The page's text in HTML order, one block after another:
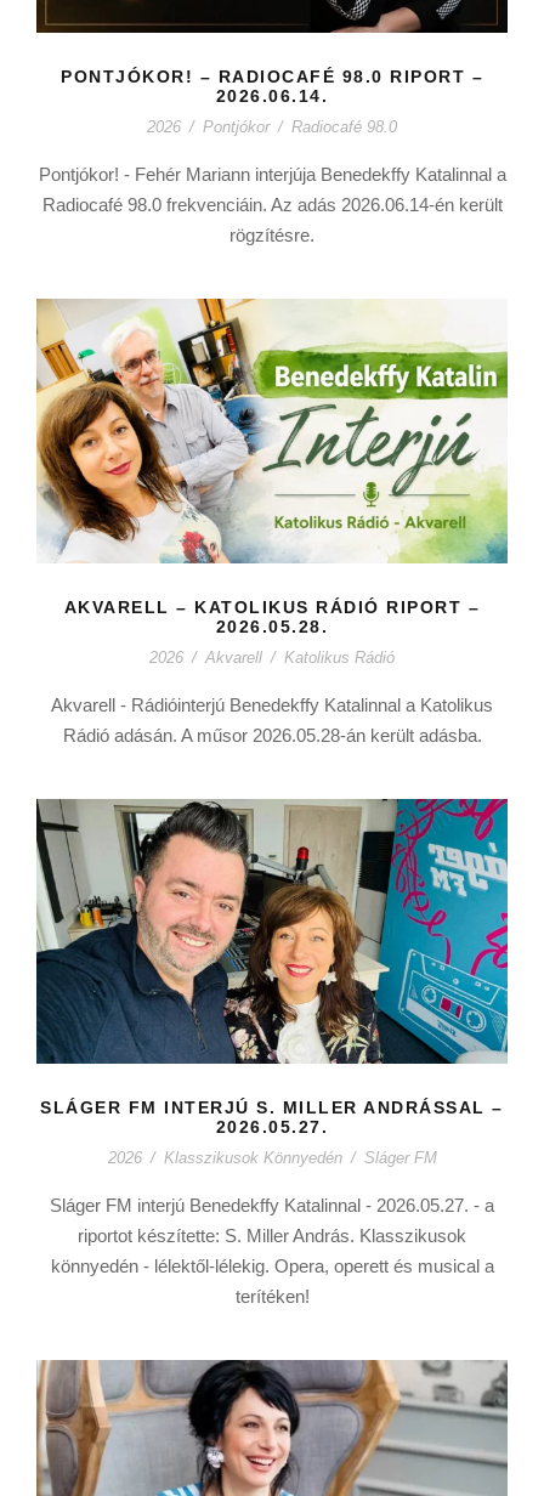
PONTJÓKOR! – RADIOCAFÉ 98.0 RIPORT –
2026.06.14.
2026 / Pontjókor / Radiocafé 98.0
Pontjókor! - Fehér Mariann interjúja Benedekffy Katalinnal a
Radiocafé 98.0 frekvenciáin. Az adás 2026.06.14-én került
rögzítésre.
AKVARELL – KATOLIKUS RÁDIÓ RIPORT –
2026.05.28.
2026 / Akvarell / Katolikus Rádió
Akvarell - Rádióinterjú Benedekffy Katalinnal a Katolikus
Rádió adásán. A műsor 2026.05.28-án került adásba.
SLÁGER FM INTERJÚ S. MILLER ANDRÁSSAL –
2026.05.27.
2026 / Klasszikusok Könnyedén / Sláger FM
Sláger FM interjú Benedekffy Katalinnal - 2026.05.27. - a
riportot készítette: S. Miller András. Klasszikusok
könnyedén - lélektől-lélekig. Opera, operett és musical a
terítéken!